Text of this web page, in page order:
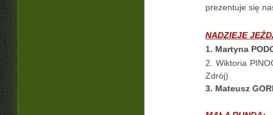
prezentuje się
NADZIEJE
1. Martyna
2. Wiktoria
Zdrój)
3. Mateusz